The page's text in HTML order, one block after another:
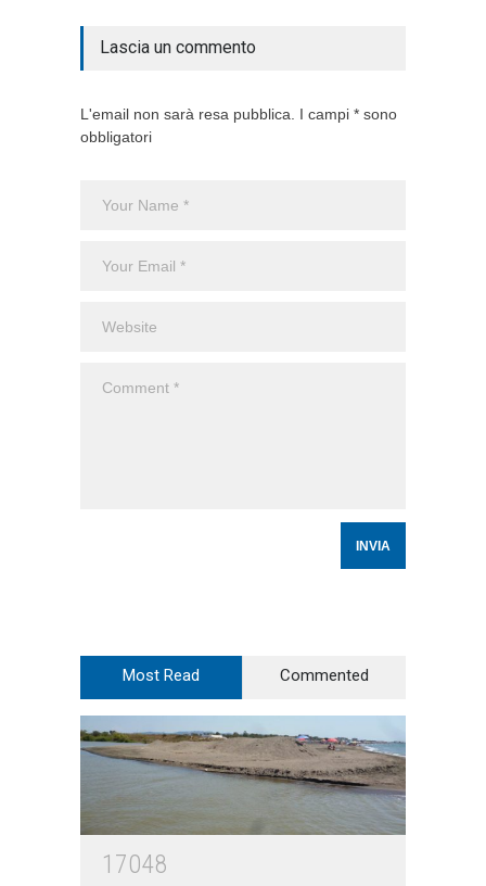
Lascia un commento
L'email non sarà resa pubblica. I campi * sono
obbligatori
Most Read Commented
17048